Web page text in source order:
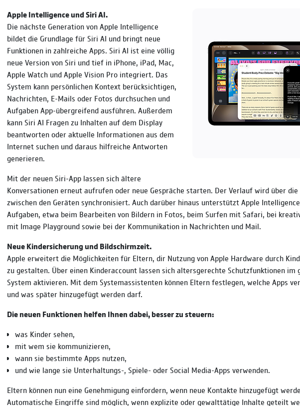
Apple Intelligence und Siri AI.
Die nächste Generation von Apple Intelligence
bildet die Grundlage für Siri AI und bringt neue
Funktionen in zahlreiche Apps. Siri AI ist eine völlig
neue Version von Siri und tief in iPhone, iPad, Mac,
Apple Watch und Apple Vision Pro integriert. Das
System kann persönlichen Kontext berücksichtigen,
Nachrichten, E-Mails oder Fotos durchsuchen und
Aufgaben App-übergreifend ausführen. Außerdem
kann Siri AI Fragen zu Inhalten auf dem Display
beantworten oder aktuelle Informationen aus dem
Internet suchen und daraus hilfreiche Antworten
generieren.
Mit der neuen Siri-App lassen sich ältere
Konversationen erneut aufrufen oder neue Gespräche starten. Der Verlauf wird über
zwischen den Geräten synchronisiert. Auch darüber hinaus unterstützt Apple
Aufgaben, etwa beim Bearbeiten von Bildern in Fotos, beim Surfen mit Safari, bei
mit Image Playground sowie bei der Kommunikation in Nachrichten und Mail.
Neue Kindersicherung und Bildschirmzeit.
Apple erweitert die Möglichkeiten für Eltern, dir Nutzung von Apple Hardware durch
zu gestalten. Über einen Kinderaccount lassen sich altersgerechte Schutzfunktionen im
System aktivieren. Mit dem Systemassistenten können Eltern festlegen, welche Apps
und was später hinzugefügt werden darf.
Die neuen Funktionen helfen Ihnen dabei, besser zu steuern:
was Kinder sehen,
mit wem sie kommunizieren,
wann sie bestimmte Apps nutzen,
und wie lange sie Unterhaltungs-, Spiele- oder Social Media-Apps verwenden.
Eltern können nun eine Genehmigung einfordern, wenn neue Kontakte hinzugefügt
Automatische Eingriffe sind möglich, wenn explizite oder gewalttätige Inhalte geteilt